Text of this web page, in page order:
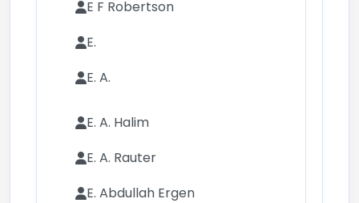
E F Robertson
E.
E. A.
E. A. Halim
E. A. Rauter
E. Abdullah Ergen